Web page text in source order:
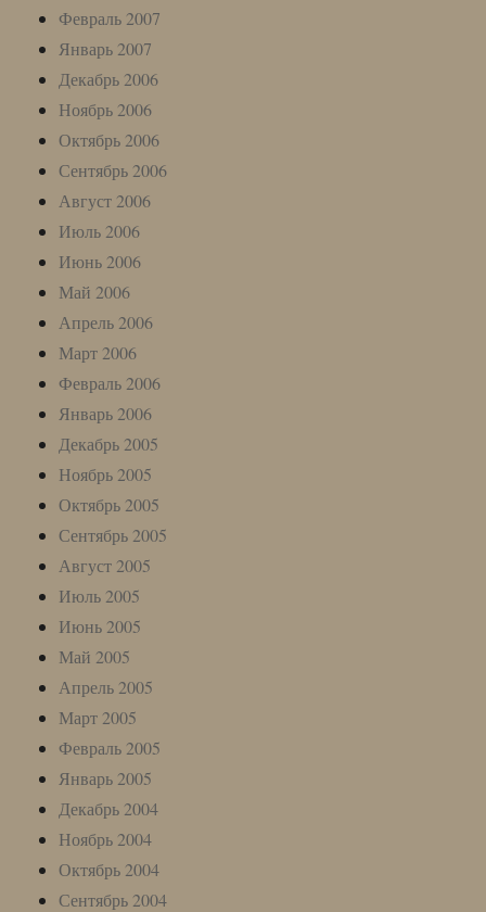
Февраль 2007
Январь 2007
Декабрь 2006
Ноябрь 2006
Октябрь 2006
Сентябрь 2006
Август 2006
Июль 2006
Июнь 2006
Май 2006
Апрель 2006
Март 2006
Февраль 2006
Январь 2006
Декабрь 2005
Ноябрь 2005
Октябрь 2005
Сентябрь 2005
Август 2005
Июль 2005
Июнь 2005
Май 2005
Апрель 2005
Март 2005
Февраль 2005
Январь 2005
Декабрь 2004
Ноябрь 2004
Октябрь 2004
Сентябрь 2004